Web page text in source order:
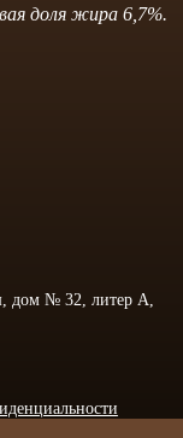
доля жира 6,7%.
дом № 32, литер А,